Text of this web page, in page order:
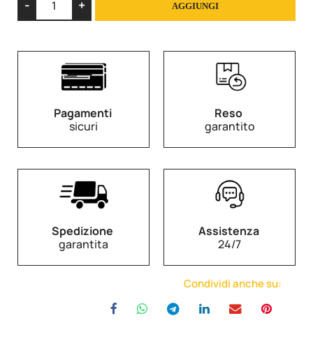
AGGIUNGI
Pagamenti
sicuri
Reso
garantito
Spedizione
garantita
Assistenza
24/7
Condividi anche su: